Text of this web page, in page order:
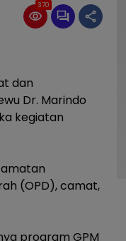
370
dan
Dr. Marindo
kegiatan
(OPD), camat,
program GPM